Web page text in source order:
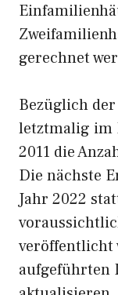
gerechnet
Bezüglich
letztmalig im
2011 die
Die nächste
Jahr 2022
veröffentlicht
aufgeführten